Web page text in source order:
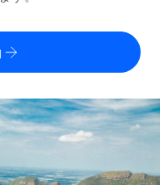
実現
契約
ングし、管理
オプションと支払スピー